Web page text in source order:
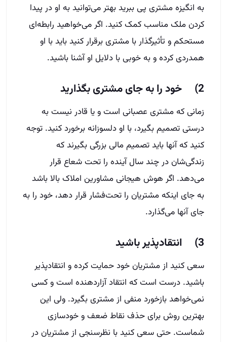
به انگیزه مشتری پی ببرید بهتر می‌توانید به او در پیدا
کردن ملک مناسب کمک کنید. اگر می‌خواهید رابطه‌ای
مستحکم و تأثیرگذار با مشتری برقرار کنید باید با او
همدردی کرده و به خوبی با دلایل او آشنا باشید.
2) خود را به جای مشتری بگذارید
زمانی که مشتری عصبانی است و یا قادر نیست به
درستی تصمیم بگیرد، با او دلسوزانه برخورد کنید. توجه
کنید که آنها باید تصمیم مالی بزرگی بگیرند که
زندگی‌شان در چند سال آینده را تحت شعاع قرار
می‌دهد. اگر هوش هیجانی مشاورین املاک بالا باشد
به جای اینکه مشتریان را تحت‌فشار قرار دهد، خود را به
جای آنها می‌گذارد.
3) انتقادپذیر باشید
سعی کنید از مشتریان خود حمایت کرده و انتقادپذیر
باشید. درست است که انتقاد آزار‌دهنده است و کسی
نمی‌خواهد بازخورد منفی از مشتری بگیرد. ولی این
بهترین روش برای حذف نقاط ضعف و خودسازی
شماست. حتی سعی کنید با نظرسنجی از مشتریان در